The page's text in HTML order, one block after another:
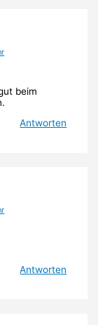
beim
Antworten
Antworten